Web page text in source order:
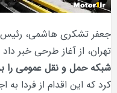
جعفر تشکری هاشمی،
تهران، از آغاز طرحی خبر
شبکه حمل و نقل عمومی را
کرد که این اقدام از فردا